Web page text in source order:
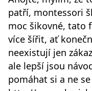
patří, montessori
moc šikovné, tato
více šířit, ať
neexistují jen
ale lepší jsou
pomáhat si a ne